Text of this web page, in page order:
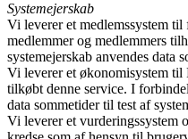
Systemejerskab
Vi leverer et medlemssystem
medlemmer og medlemmers
systemejerskab anvendes data
Vi leverer et økonomisystem til
tilkøbt denne service. I
data sommetider til test af
Vi leverer et vurderingssystem